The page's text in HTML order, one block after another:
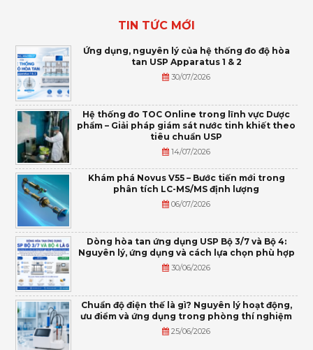
TIN TỨC MỚI
Ứng dụng, nguyên lý của hệ thống đo độ hòa
tan USP Apparatus 1 & 2
30/07/2026
Hệ thống đo TOC Online trong lĩnh vực Dược
phẩm – Giải pháp giám sát nước tinh khiết theo
tiêu chuẩn USP
14/07/2026
Khám phá Novus V55 – Bước tiến mới trong
phân tích LC-MS/MS định lượng
06/07/2026
Dòng hòa tan ứng dụng USP Bộ 3/7 và Bộ 4:
Nguyên lý, ứng dụng và cách lựa chọn phù hợp
30/06/2026
Chuẩn độ điện thế là gì? Nguyên lý hoạt động,
ưu điểm và ứng dụng trong phòng thí nghiệm
25/06/2026